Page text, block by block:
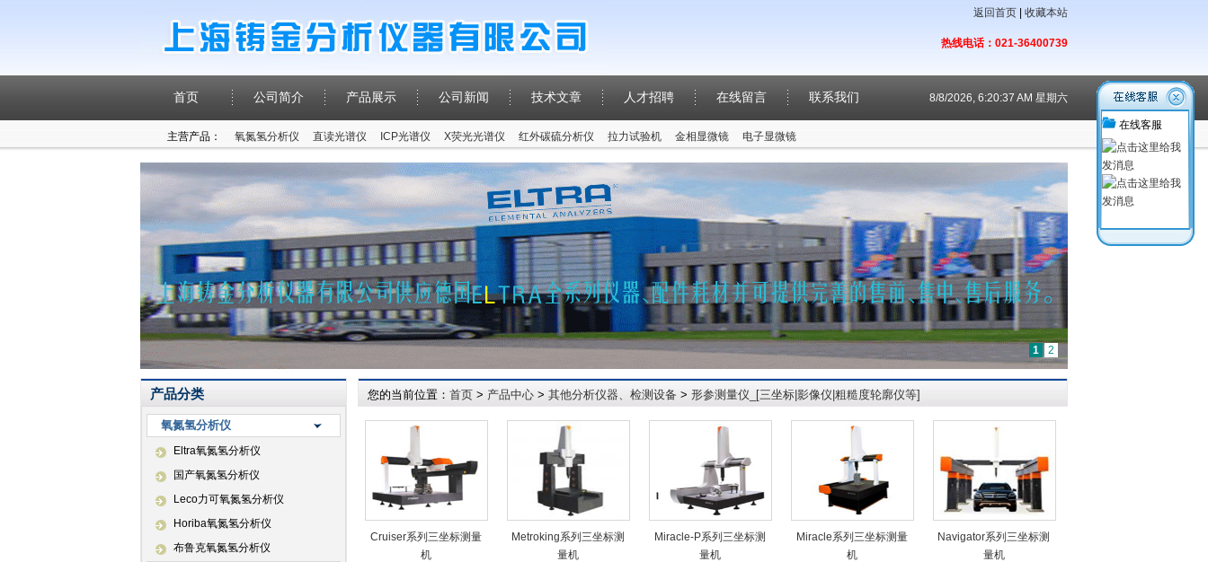
返回首页 收藏本站
热线电话：021-36400739
首页 公司简介 产品展示 公司新闻 技术文章 人才招聘 在线留言 联系我们 8/8/2026, 6:20:38 AM 星期六
主营产品： 氧氮氢分析仪 直读光谱仪 ICP光谱仪 X荧光光谱仪 红外碳硫分析仪 拉力试验机 金相显微镜 电子显微镜
1 2
产品分类
氧氮氢分析仪
Eltra氧氮氢分析仪
国产氧氮氢分析仪
Leco力可氧氮氢分析仪
Horiba氧氮氢分析仪
布鲁克氧氮氢分析仪
您的当前位置： 首页 > 产品中心 > 其他分析仪器、检测设备 > 形参测量仪_[三坐标|影像仪|粗糙度轮廓仪等]
Cruiser系列三坐标测量
机
Metroking系列三坐标测
量机
Miracle-P系列三坐标测
量机
Miracle系列三坐标测量
机
Navigator系列三坐标测
量机
在线客服